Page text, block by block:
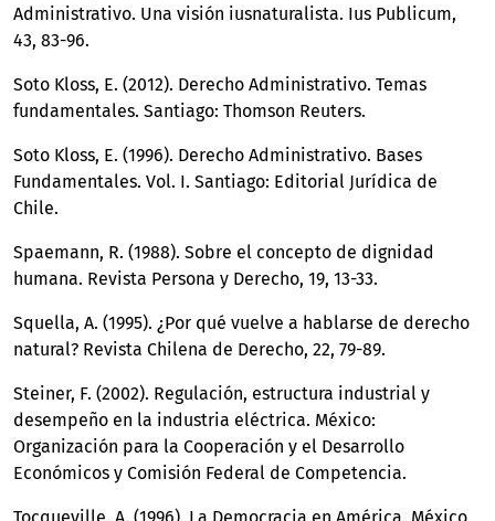
Administrativo. Una visión iusnaturalista. Ius Publicum,
43, 83-96.
Soto Kloss, E. (2012). Derecho Administrativo. Temas
fundamentales. Santiago: Thomson Reuters.
Soto Kloss, E. (1996). Derecho Administrativo. Bases
Fundamentales. Vol. I. Santiago: Editorial Jurídica de
Chile.
Spaemann, R. (1988). Sobre el concepto de dignidad
humana. Revista Persona y Derecho, 19, 13-33.
Squella, A. (1995). ¿Por qué vuelve a hablarse de derecho
natural? Revista Chilena de Derecho, 22, 79-89.
Steiner, F. (2002). Regulación, estructura industrial y
desempeño en la industria eléctrica. México:
Organización para la Cooperación y el Desarrollo
Económicos y Comisión Federal de Competencia.